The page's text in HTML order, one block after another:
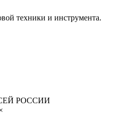
техники и инструмента.
РОССИИ